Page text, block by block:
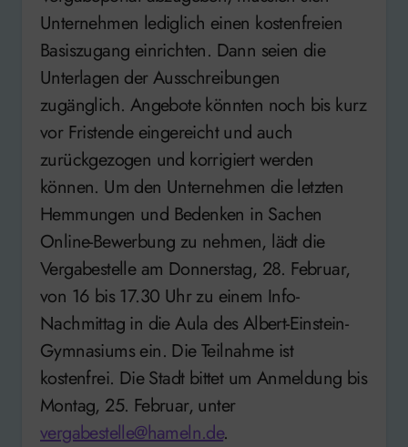
Unternehmen lediglich einen kostenfreien
Basiszugang einrichten. Dann seien die
Unterlagen der Ausschreibungen
zugänglich. Angebote könnten noch bis kurz
vor Fristende eingereicht und auch
zurückgezogen und korrigiert werden
können. Um den Unternehmen die letzten
Hemmungen und Bedenken in Sachen
Online-Bewerbung zu nehmen, lädt die
Vergabestelle am Donnerstag, 28. Februar,
von 16 bis 17.30 Uhr zu einem Info-
Nachmittag in die Aula des Albert-Einstein-
Gymnasiums ein. Die Teilnahme ist
kostenfrei. Die Stadt bittet um Anmeldung bis
Montag, 25. Februar, unter
vergabestelle@hameln.de.